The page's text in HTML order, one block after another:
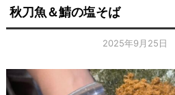
秋刀魚＆鯖の塩そば
2025年9月25日